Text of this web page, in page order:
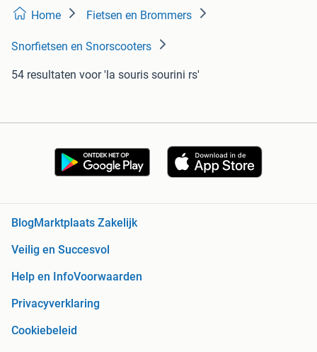
Home Fietsen en Brommers
Snorfietsen en Snorscooters
54 resultaten voor 'la souris sourini rs'
BlogMarktplaats Zakelijk
Veilig en Succesvol
Help en InfoVoorwaarden
Privacyverklaring
Cookiebeleid